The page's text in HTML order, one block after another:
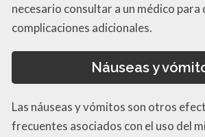
necesario consultar a un médico
complicaciones adicionales.
Náuseas y
Las náuseas y vómitos son otros
frecuentes asociados con el uso del